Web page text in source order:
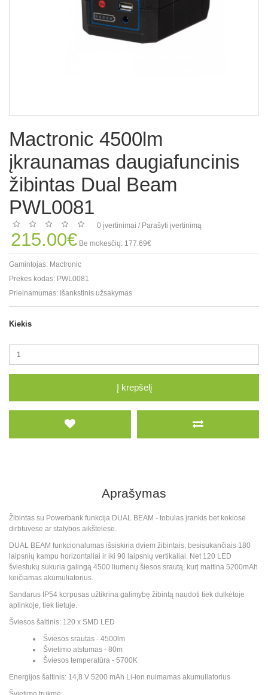
Mactronic 4500lm
įkraunamas daugiafuncinis
žibintas Dual Beam
PWL0081
0 įvertinimai / Parašyti įvertinimą
215.00€ Be mokesčių: 177.69€
Gamintojas: Mactronic
Prekės kodas: PWL0081
Prieinamumas: Išankstinis užsakymas
Kiekis
Į krepšelį
Aprašymas
Žibintas su Powerbank funkcija DUAL BEAM - tobulas įrankis bet kokiose
dirbtuvėse ar statybos aikštelėse.
DUAL BEAM funkcionalumas išsiskiria dviem žibintais, besisukančiais 180
laipsnių kampu horizontaliai ir iki 90 laipsnių vertikaliai. Net 120 LED
šviestukų sukuria galingą 4500 liumenų šiesos srautą, kurį maitina 5200mAh
keičiamas akumuliatorius.
Sandarus IP54 korpusas užtikrina galimybę žibintą naudoti tiek dulkėtoje
aplinkoje, tiek lietuje.
Šviesos šaltinis: 120 x SMD LED
Šviesos srautas - 4500lm
Švietimo atstumas - 80m
Šviesos temperatūra - 5700K
Energijos šaltinis: 14,8 V 5200 mAh Li-ion nuimamas akumuliatorius